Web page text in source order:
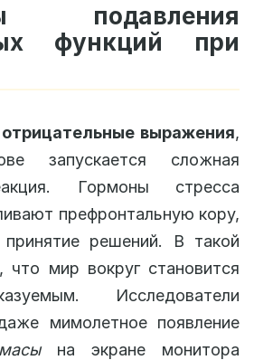
подавления
функций при
отрицательные выражения,
запускается сложная
Гормоны стресса
префронтальную кору,
решений. В такой
что мир вокруг становится
Исследователи
мимолетное появление
на экране монитора